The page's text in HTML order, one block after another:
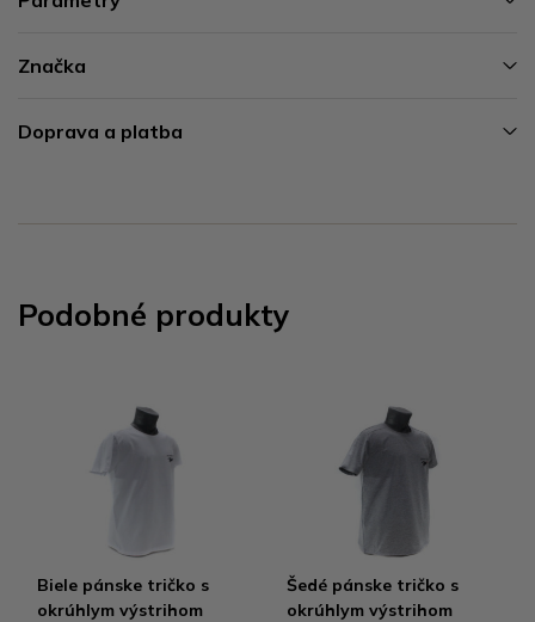
Značka
Doprava a platba
Podobné produkty
Biele pánske tričko s
okrúhlym výstrihom
Šedé pánske tričko s
okrúhlym výstrihom